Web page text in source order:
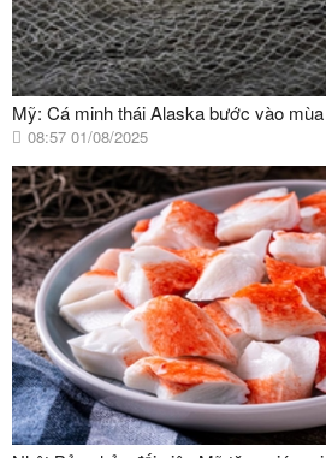
Mỹ: Cá minh thái Alaska bước vào
08:57 01/08/2025